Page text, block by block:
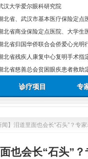
汉大学爱尔眼科研究院
北省、武汉市基本医疗保险定点
北省商业保险定点医院、大学生
北省归国华侨联合会侨爱心光明
北省残疾人康复中心复明手术指
北省慈善总会贫困眼疾患者救助
诊疗项目 专
闻】泪道里面也会长“石头”？专
也会长“石头”